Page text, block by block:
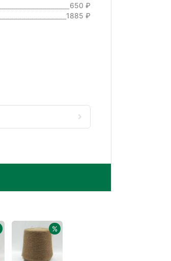
650 ₽
1885 ₽
%